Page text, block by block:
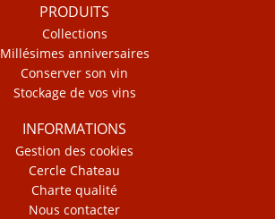
PRODUITS
Collections
Millésimes anniversaires
Conserver son vin
Stockage de vos vins
INFORMATIONS
Gestion des cookies
Cercle Chateau
Charte qualité
Nous contacter